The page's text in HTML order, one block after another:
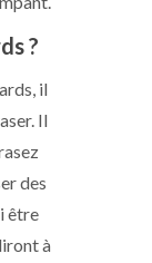
?
il
Il
des
être
à